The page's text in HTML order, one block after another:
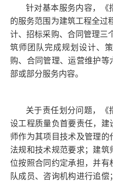
针对基本服务内容，《
的服务范围为建筑工程全过
计、招标采购、合同管理三
筑师团队完成规划设计、
购、合同管理、运营维护
部或部分服务内容。
关于责任划分问题，《
设工程质量负首要责任，建
师作为其项目技术及管理
法规和技术规范要求；建
位按照合同约定承担，并有
队成员、咨询机构进行追